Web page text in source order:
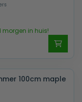
morgen in huis!
100cm maple